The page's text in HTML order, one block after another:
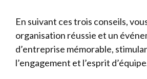
En suivant ces trois conseils,
organisation réussie et un
d’entreprise mémorable,
l’engagement et l’esprit